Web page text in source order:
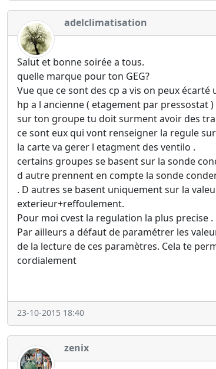
adelclimatisation
Salut et bonne soirée a tous.
quelle marque pour ton GEG?
Vue que ce sont des cp a vis on peux écarté
hp a l ancienne ( etagement par pressostat )
sur ton groupe tu doit surment avoir des
ce sont eux qui vont renseigner la regule
la carte va gerer l etagment des ventilo .
certains groupes se basent sur la sonde
d autre prennent en compte la sonde
. D autres se basent uniquement sur la
exterieur+reffoulement.
Pour moi cvest la regulation la plus precise
Par ailleurs a défaut de paramétrer les
de la lecture de ces paramètres. Cela te
cordialement
23-10-2015 18:40
zenix